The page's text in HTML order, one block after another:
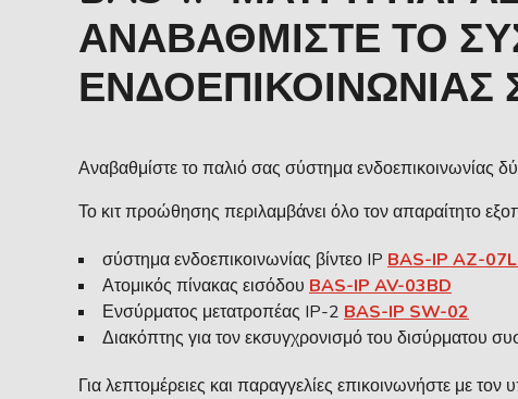
ΑΝΑΒΑΘΜΊΣΤΕ ΤΟ
ΕΝΔΟΕΠΙΚΟΙΝΩΝΊΑΣ
Αναβαθμίστε το παλιό σας σύστημα ενδοεπικοινωνίας
Το κιτ προώθησης περιλαμβάνει όλο τον απαραίτητο
σύστημα ενδοεπικοινωνίας βίντεο IP BAS-IP AZ-
Ατομικός πίνακας εισόδου BAS-IP AV-03BD
Ενσύρματος μετατροπέας IP-2 BAS-IP SW-02
Διακόπτης για τον εκσυγχρονισμό του δισύρματου
Για λεπτομέρειες και παραγγελίες επικοινωνήστε με τον